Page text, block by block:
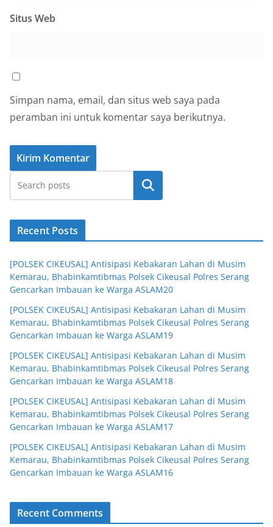
Situs Web
Simpan nama, email, dan situs web saya pada
peramban ini untuk komentar saya berikutnya.
Cari
Recent Posts
[POLSEK CIKEUSAL] Antisipasi Kebakaran Lahan di Musim
Kemarau, Bhabinkamtibmas Polsek Cikeusal Polres Serang
Gencarkan Imbauan ke Warga ASLAM20
[POLSEK CIKEUSAL] Antisipasi Kebakaran Lahan di Musim
Kemarau, Bhabinkamtibmas Polsek Cikeusal Polres Serang
Gencarkan Imbauan ke Warga ASLAM19
[POLSEK CIKEUSAL] Antisipasi Kebakaran Lahan di Musim
Kemarau, Bhabinkamtibmas Polsek Cikeusal Polres Serang
Gencarkan Imbauan ke Warga ASLAM18
[POLSEK CIKEUSAL] Antisipasi Kebakaran Lahan di Musim
Kemarau, Bhabinkamtibmas Polsek Cikeusal Polres Serang
Gencarkan Imbauan ke Warga ASLAM17
[POLSEK CIKEUSAL] Antisipasi Kebakaran Lahan di Musim
Kemarau, Bhabinkamtibmas Polsek Cikeusal Polres Serang
Gencarkan Imbauan ke Warga ASLAM16
Recent Comments